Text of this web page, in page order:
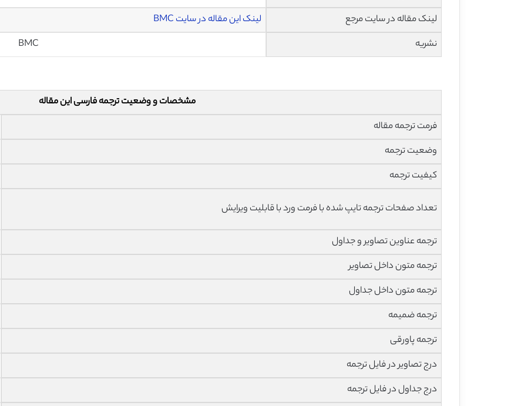
لینک مقاله در سایت مرجع
لینک این مقاله در سایت BMC
نشریه
BMC
مشخصات و وضعیت ترجمه فارسی این مقاله
فرمت ترجمه مقاله
وضعیت ترجمه
کیفیت ترجمه
تعداد صفحات ترجمه تایپ شده با فرمت ورد با قابلیت ویرایش
ترجمه عناوین تصاویر و جداول
ترجمه متون داخل تصاویر
ترجمه متون داخل جداول
ترجمه ضمیمه
ترجمه پاورقی
درج تصاویر در فایل ترجمه
درج جداول در فایل ترجمه